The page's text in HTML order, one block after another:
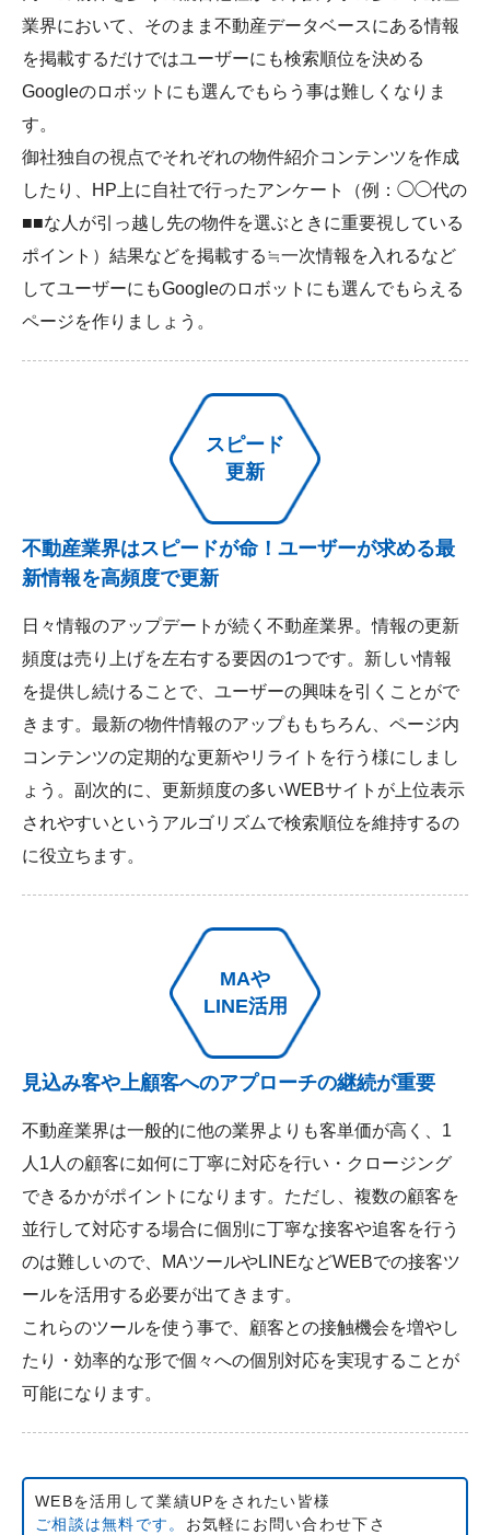
業界において、そのまま不動産データベースにある情報
を掲載するだけではユーザーにも検索順位を決める
Googleのロボットにも選んでもらう事は難しくなりま
す。
御社独自の視点でそれぞれの物件紹介コンテンツを作成
したり、HP上に自社で行ったアンケート（例：◯◯代の
■■な人が引っ越し先の物件を選ぶときに重要視している
ポイント）結果などを掲載する≒一次情報を入れるなど
してユーザーにもGoogleのロボットにも選んでもらえる
ページを作りましょう。
スピード
更新
不動産業界はスピードが命！ユーザーが求める最
新情報を高頻度で更新
日々情報のアップデートが続く不動産業界。情報の更新
頻度は売り上げを左右する要因の1つです。新しい情報
を提供し続けることで、ユーザーの興味を引くことがで
きます。最新の物件情報のアップももちろん、ページ内
コンテンツの定期的な更新やリライトを行う様にしまし
ょう。副次的に、更新頻度の多いWEBサイトが上位表示
されやすいというアルゴリズムで検索順位を維持するの
に役立ちます。
MAや
LINE活用
見込み客や上顧客へのアプローチの継続が重要
不動産業界は一般的に他の業界よりも客単価が高く、1
人1人の顧客に如何に丁寧に対応を行い・クロージング
できるかがポイントになります。ただし、複数の顧客を
並行して対応する場合に個別に丁寧な接客や追客を行う
のは難しいので、MAツールやLINEなどWEBでの接客ツ
ールを活用する必要が出てきます。
これらのツールを使う事で、顧客との接触機会を増やし
たり・効率的な形で個々への個別対応を実現することが
可能になります。
WEBを活用して業績UPをされたい皆様
ご相談は無料です。 お気軽にお問い合わせ下さ